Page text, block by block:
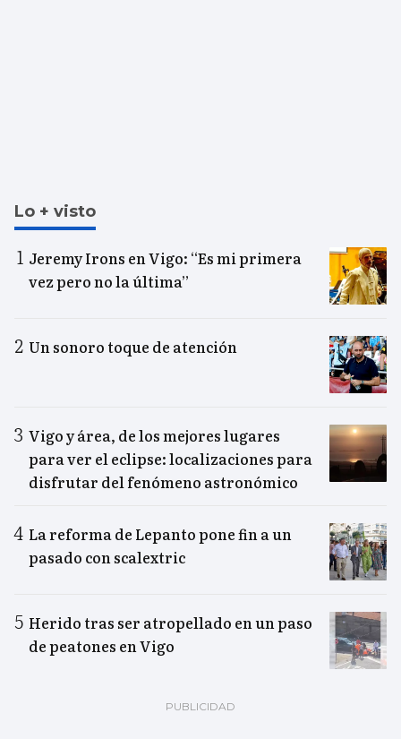
Lo + visto
Jeremy Irons en Vigo: “Es mi primera
vez pero no la última”
Un sonoro toque de atención
Vigo y área, de los mejores lugares
para ver el eclipse: localizaciones para
disfrutar del fenómeno astronómico
La reforma de Lepanto pone fin a un
pasado con scalextric
Herido tras ser atropellado en un paso
de peatones en Vigo